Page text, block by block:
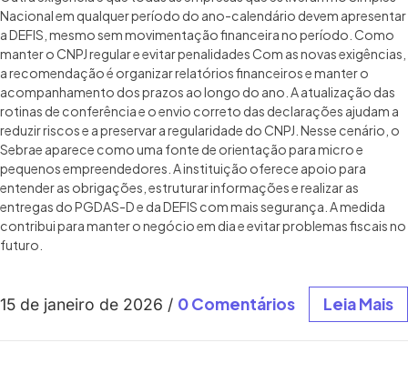
Nacional em qualquer período do ano-calendário devem apresentar
a DEFIS, mesmo sem movimentação financeira no período. Como
manter o CNPJ regular e evitar penalidades Com as novas exigências,
a recomendação é organizar relatórios financeiros e manter o
acompanhamento dos prazos ao longo do ano. A atualização das
rotinas de conferência e o envio correto das declarações ajudam a
reduzir riscos e a preservar a regularidade do CNPJ. Nesse cenário, o
Sebrae aparece como uma fonte de orientação para micro e
pequenos empreendedores. A instituição oferece apoio para
entender as obrigações, estruturar informações e realizar as
entregas do PGDAS-D e da DEFIS com mais segurança. A medida
contribui para manter o negócio em dia e evitar problemas fiscais no
futuro.
15 de janeiro de 2026 / 0 Comentários Leia Mais